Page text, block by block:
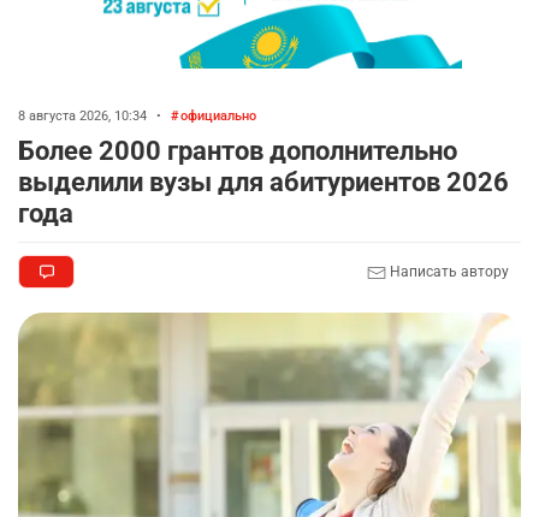
8 августа 2026, 10:34 • официально
Более 2000 грантов дополнительно
выделили вузы для абитуриентов 2026
года
Написать автору